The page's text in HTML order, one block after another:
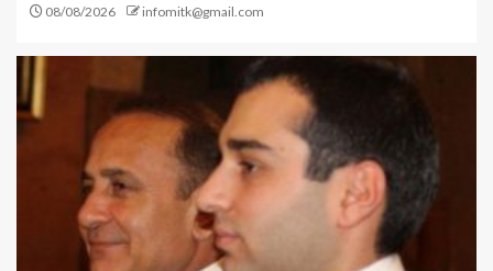
08/08/2026 infomitk@gmail.com